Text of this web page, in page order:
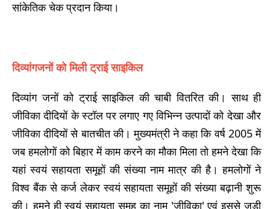
सांकेतिक चेक प्रदान किया।
दिव्यांगजनों को मिली ट्राई साइकिल
दिव्यांग जनों को ट्राई साइकिल की चाबी वितरित की। साथ ही
जीविका दीदियों के स्टॉल पर लगाए गए विभिन्न उत्पादों को देखा और
जीविका दीदियों से बातचीत की। मुख्यमंत्री ने कहा कि वर्ष 2005 में
जब हमलोगों को बिहार में काम करने का मौका मिला तो हमने देखा कि
यहां स्वयं सहायता समूहों की संख्या नाम मात्र की है। हमलोगों ने
विश्व बैंक से कर्ज लेकर स्वयं सहायता समूहों की संख्या बढ़ानी शुरू
की। हमने ही स्वयं सहायता समूह का नाम 'जीविका' एवं इससे जुड़ी